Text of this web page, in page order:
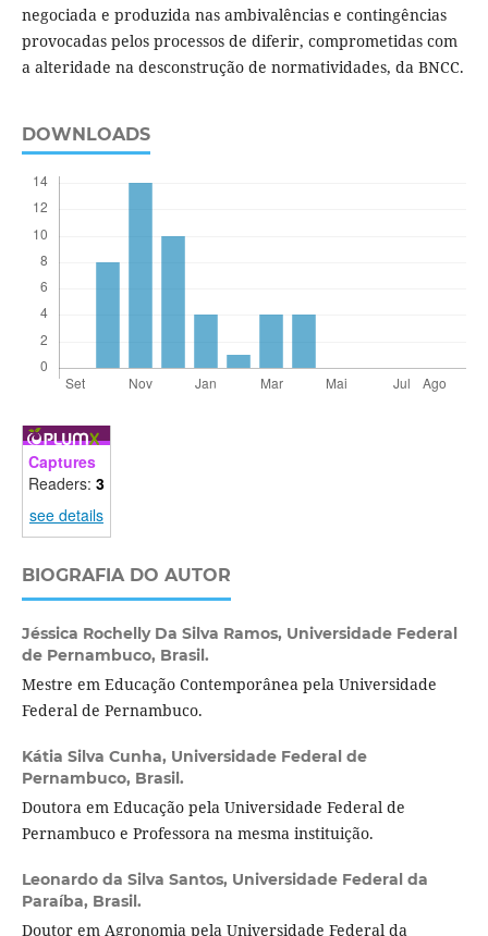
negociada e produzida nas ambivalências e contingências
provocadas pelos processos de diferir, comprometidas com
a alteridade na desconstrução de normatividades, da BNCC.
DOWNLOADS
Captures
Readers: 3
see details
BIOGRAFIA DO AUTOR
Jéssica Rochelly Da Silva Ramos, Universidade Federal
de Pernambuco, Brasil.
Mestre em Educação Contemporânea pela Universidade
Federal de Pernambuco.
Kátia Silva Cunha, Universidade Federal de
Pernambuco, Brasil.
Doutora em Educação pela Universidade Federal de
Pernambuco e Professora na mesma instituição.
Leonardo da Silva Santos, Universidade Federal da
Paraíba, Brasil.
Doutor em Agronomia pela Universidade Federal da